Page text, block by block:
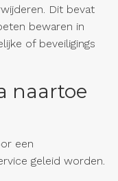
Dit bevat
bewaren in
of beveiligings
naartoe
een
geleid worden.